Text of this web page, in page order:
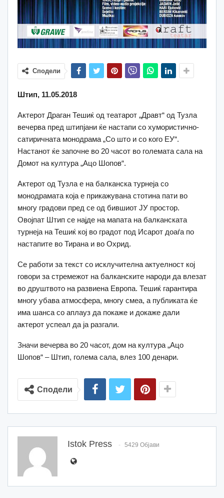
Сподели
Штип, 11.05.2018
Актерот Драган Тешиќ од театарот „Дравт“ од Тузла
вечерва пред штипјани ќе настапи со хумористично-
сатиричната монодрама „Со што и со кого ЕУ“.
Настанот ќе започне во 20 часот во големата сала на
Домот на култура „Ацо Шопов“.
Актерот од Тузла е на балканска турнеја со
монодрамата која е прикажувана стотина пати во
многу градови пред се од бившиот ЈУ простор.
Овојпат Штип се најде на мапата на балканската
турнеја на Тешиќ кој во градот под Исарот доаѓа по
настапите во Тирана и во Охрид.
Се работи за текст со исклучителна актуелност кој
говори за стремежот на балканските народи да влезат
во друштвото на развиена Европа. Тешиќ гарантира
многу убава атмосфера, многу смеа, а публиката ќе
има шанса со аплауз да покаже и докаже дали
актерот успеал да ја разгали.
Значи вечерва во 20 часот, дом на култура „Ацо
Шопов“ – Штип, голема сала, влез 100 денари.
Сподели
Istok Press 5429 Објави